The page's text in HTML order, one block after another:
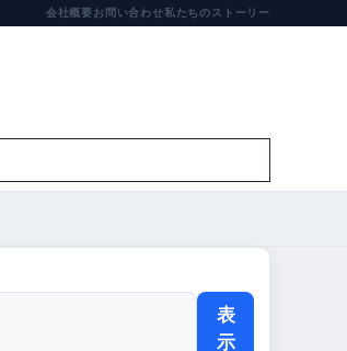
会社概要お問い合わせ私たちのストーリー
表
示